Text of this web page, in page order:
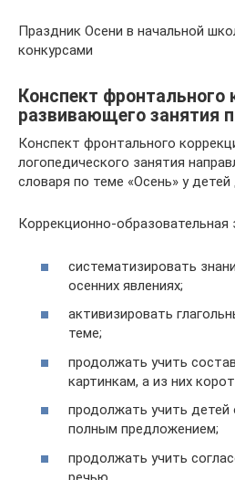
Праздник Осени в начальной
конкурсами
Конспект фронтального
развивающего занятия
Конспект фронтального
логопедического занятия
словаря по теме «Осень» у
Коррекционно-образовательная
систематизировать
осенних явлениях;
активизировать
теме;
продолжать учить
картинкам, а из них
продолжать учить детей
полным предложением;
продолжать учить